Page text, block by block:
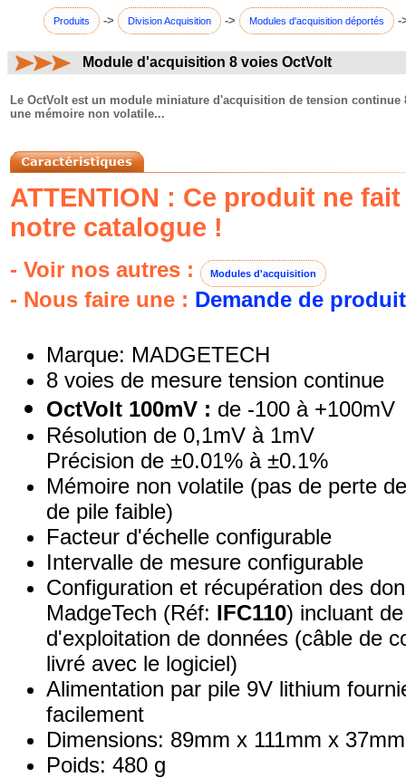
Produits -> Division Acquisition -> Modules d'acquisition déportés -
Module d'acquisition 8 voies OctVolt
Le OctVolt est un module miniature d'acquisition de tension
une mémoire non volatile...
ATTENTION : Ce produit ne
notre catalogue !
- Voir nos autres : Modules d'acquisition
- Nous faire une : Demande de
Marque: MADGETECH
8 voies de mesure tension continue
OctVolt 100mV : de -100 à +100mV
Résolution de 0,1mV à 1mV
Précision de ±0.01% à ±0.1%
Mémoire non volatile (pas de perte
de pile faible)
Facteur d'échelle configurable
Intervalle de mesure configurable
Configuration et récupération des
MadgeTech (Réf: IFC110) incluant
d'exploitation de données (câble de
livré avec le logiciel)
Alimentation par pile 9V lithium
facilement
Dimensions: 89mm x 111mm x 37mm
Poids: 480 g